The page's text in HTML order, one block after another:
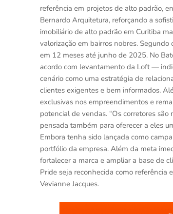
referência em projetos de alto padrão,
Bernardo Arquitetura, reforçando a
imobiliário de alto padrão em Curitiba
valorização em bairros nobres.
em 12 meses até junho de 2025. No
acordo com levantamento da Loft —
cenário como uma estratégia de
clientes exigentes e bem informados.
exclusivas nos empreendimentos e
potencial de vendas. “Os corretores
pensada também para oferecer a eles
Embora tenha sido lançada como
portfólio da empresa. Além da meta
fortalecer a marca e ampliar a base de
Pride seja reconhecida como referência
Vevianne Jacques.